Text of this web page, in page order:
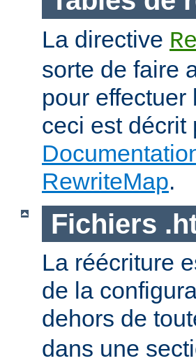
La directive
sorte de faire
pour effectuer
ceci est décrit
RewriteMap.
Fichiers
La réécriture
de la
dehors de
dans une